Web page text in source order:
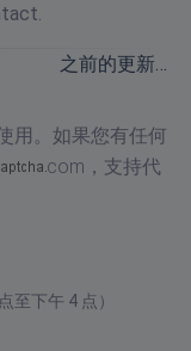
之前的更新…
用。如果您有任何
com， 支持代
至下午 4 点）